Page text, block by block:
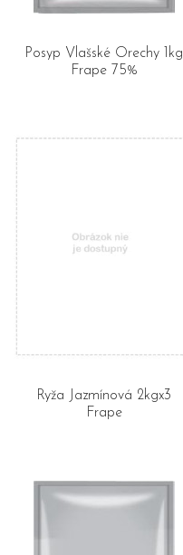
Posyp Vlašské Orechy 1kg
Frape 75%
Ryža Jazmínová 2kgx3
Frape